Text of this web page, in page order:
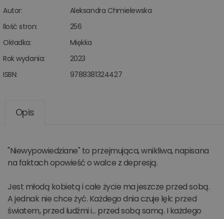
Autor:
Aleksandra Chmielewska
Ilość stron:
256
Okładka:
Miękka
Rok wydania:
2023
ISBN:
9788381324427
Opis
"Niewypowiedziane" to przejmująca, wnikliwa, napisana
na faktach opowieść o walce z depresją.
Jest młodą kobietą i całe życie ma jeszcze przed sobą.
A jednak nie chce żyć. Każdego dnia czuje lęk: przed
światem, przed ludźmi i... przed sobą samą. I każdego